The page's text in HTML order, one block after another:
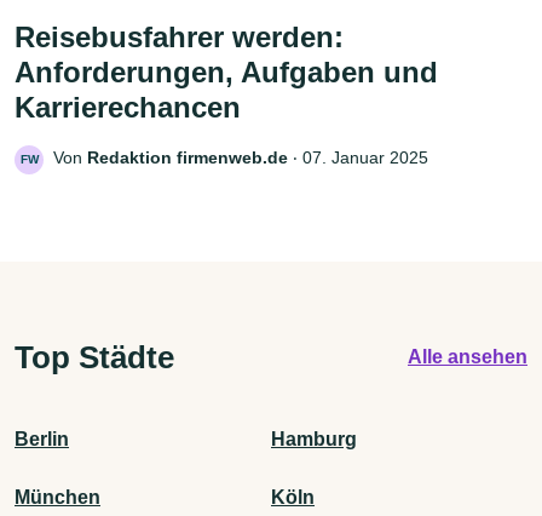
Reisebusfahrer werden:
Anforderungen, Aufgaben und
Karrierechancen
FW Von Redaktion firmenweb.de ‧ 07. Januar 2025
Top Städte Alle ansehen
Berlin Hamburg
München Köln